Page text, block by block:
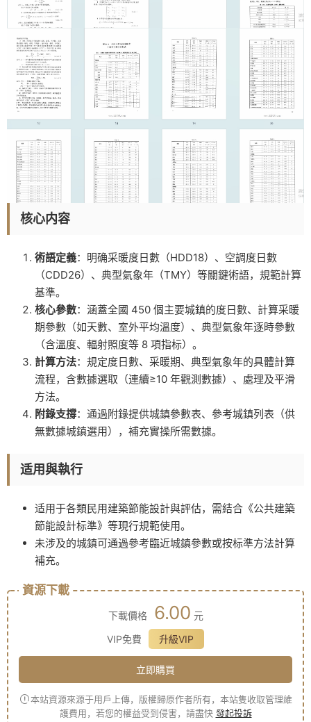
核心内容
術語定義：明确采暖度日數（HDD18）、空調度日數
（CDD26）、典型氣象年（TMY）等關鍵術語，規範計算
基準。
核心參數：涵蓋全國 450 個主要城鎮的度日數、計算采暖
期參數（如天數、室外平均溫度）、典型氣象年逐時參數
（含溫度、輻射照度等 8 項指标）。
計算方法：規定度日數、采暖期、典型氣象年的具體計算
流程，含數據選取（連續≥10 年觀測數據）、處理及平滑
方法。
附錄支撐：通過附錄提供城鎮參數表、參考城鎮列表（供
無數據城鎮選用），補充實操所需數據。
适用與執行
适用于各類民用建築節能設計與評估，需結合《公共建築
節能設計标準》等現行規範使用。
未涉及的城鎮可通過參考臨近城鎮參數或按标準方法計算
補充。
資源下載
下載價格 6.00 元
VIP免費
升級VIP
立即購買
本站資源來源于用戶上傳，版權歸原作者所有，本站隻收取管理維
護費用，若您的權益受到侵害，請盡快 發起投訴